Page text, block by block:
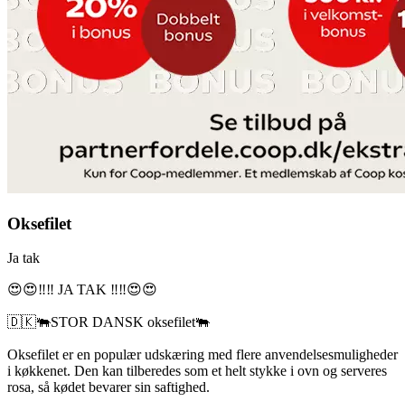
Oksefilet
Ja tak
😍😍‼️‼️ JA TAK ‼️‼️😍😍
🇩🇰🐃STOR DANSK oksefilet🐃
Oksefilet er en populær udskæring med flere anvendelsesmuligheder
i køkkenet. Den kan tilberedes som et helt stykke i ovn og serveres
rosa, så kødet bevarer sin saftighed.